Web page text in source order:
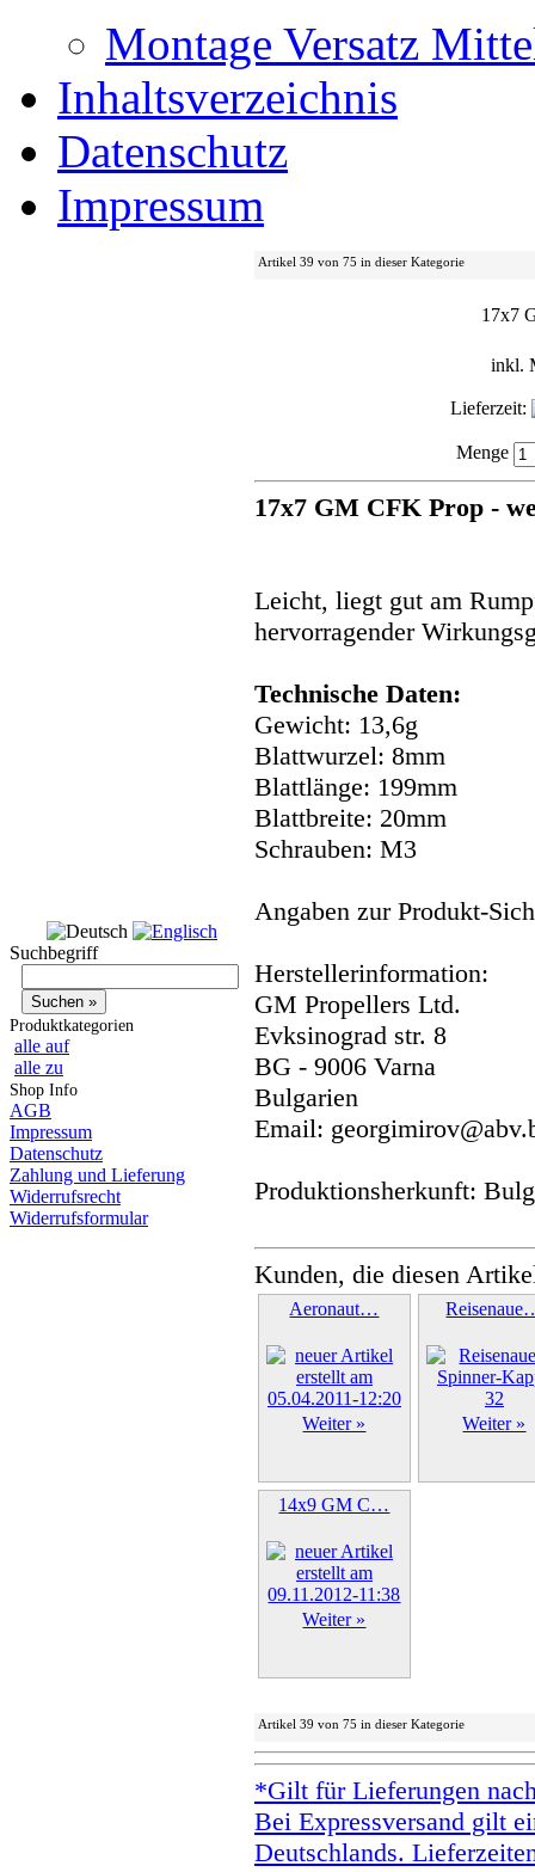
Montage Versatz
Inhaltsverzeichnis
Datenschutz
Impressum
Suchbegriff
Produktkategorien
alle auf
alle zu
Shop Info
AGB
Impressum
Datenschutz
Zahlung und Lieferung
Widerrufsrecht
Widerrufsformular
Artikel 39 von 75 in dieser Kategorie
17x7
inkl.
Lieferzeit:
Menge
17x7 GM CFK Prop -
Leicht, liegt gut am
hervorragender
Technische Daten:
Gewicht: 13,6g
Blattwurzel: 8mm
Blattlänge: 199mm
Blattbreite: 20mm
Schrauben: M3
Angaben zur Produkt-
Herstellerinformation:
GM Propellers Ltd.
Evksinograd str. 8
BG - 9006 Varna
Bulgarien
Email:
Produktionsherkunft:
Kunden, die diesen
Aeronaut…
Weiter » Weiter »
14x9 GM C…
Weiter »
Artikel 39 von 75 in dieser Kategorie
*Gilt für Lieferungen
Bei Expressversand gilt
Deutschlands.